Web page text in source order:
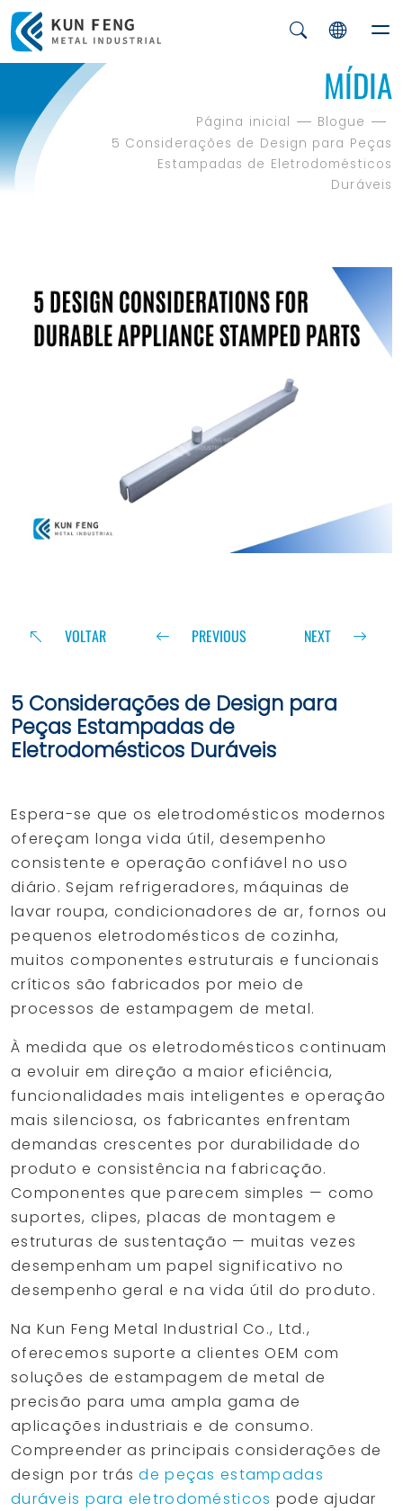
MÍDIA
Página inicial
Blogue
5 Considerações de Design para Peças
Estampadas de Eletrodomésticos
Duráveis
VOLTAR PREVIOUS NEXT
5 Considerações de Design para
Peças Estampadas de
Eletrodomésticos Duráveis
Espera-se que os eletrodomésticos modernos
ofereçam longa vida útil, desempenho
consistente e operação confiável no uso
diário. Sejam refrigeradores, máquinas de
lavar roupa, condicionadores de ar, fornos ou
pequenos eletrodomésticos de cozinha,
muitos componentes estruturais e funcionais
críticos são fabricados por meio de
processos de estampagem de metal.
À medida que os eletrodomésticos continuam
a evoluir em direção a maior eficiência,
funcionalidades mais inteligentes e operação
mais silenciosa, os fabricantes enfrentam
demandas crescentes por durabilidade do
produto e consistência na fabricação.
Componentes que parecem simples — como
suportes, clipes, placas de montagem e
estruturas de sustentação — muitas vezes
desempenham um papel significativo no
desempenho geral e na vida útil do produto.
Na Kun Feng Metal Industrial Co., Ltd.,
oferecemos suporte a clientes OEM com
soluções de estampagem de metal de
precisão para uma ampla gama de
aplicações industriais e de consumo.
Compreender as principais considerações de
design por trásde peças estampadas
duráveis para eletrodomésticos pode ajudar